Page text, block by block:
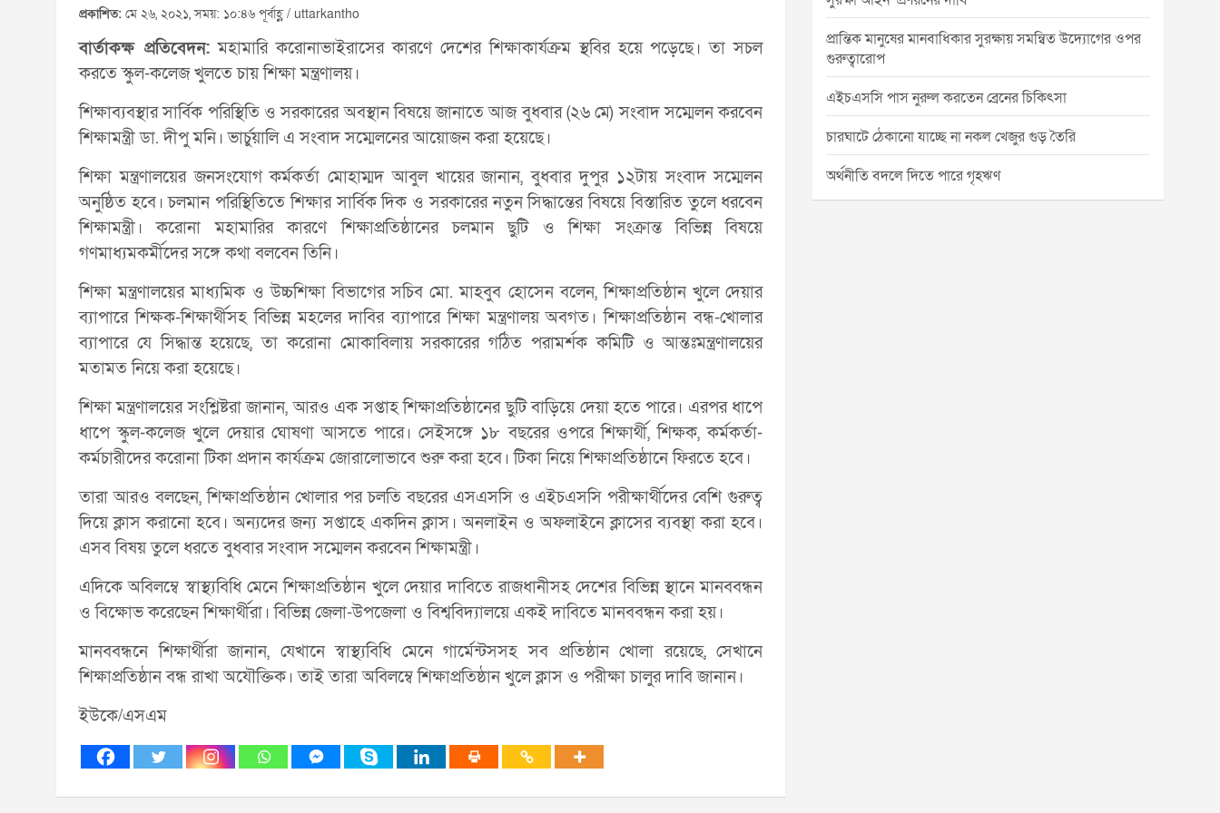
প্রকাশিত: মে ২৬, ২০২১, সময়: ১০:৪৬ পূর্বাহ্ণ / uttarkantho
বার্তাকক্ষ প্রতিবেদন:মহামারি করোনাভাইরাসের কারণে দেশের শিক্ষাকার্যক্রম স্থবির হয়ে পড়েছে। তা সচল
করতে স্কুল-কলেজ খুলতে চায় শিক্ষা মন্ত্রণালয়।
শিক্ষাব্যবস্থার সার্বিক পরিস্থিতি ও সরকারের অবস্থান বিষয়ে জানাতে আজ বুধবার (২৬ মে) সংবাদ সম্মেলন করবেন
শিক্ষামন্ত্রী ডা. দীপু মনি। ভার্চুয়ালি এ সংবাদ সম্মেলনের আয়োজন করা হয়েছে।
শিক্ষা মন্ত্রণালয়ের জনসংযোগ কর্মকর্তা মোহাম্মদ আবুল খায়ের জানান, বুধবার দুপুর ১২টায় সংবাদ সম্মেলন
অনুষ্ঠিত হবে। চলমান পরিস্থিতিতে শিক্ষার সার্বিক দিক ও সরকারের নতুন সিদ্ধান্তের বিষয়ে বিস্তারিত তুলে ধরবেন
শিক্ষামন্ত্রী। করোনা মহামারির কারণে শিক্ষাপ্রতিষ্ঠানের চলমান ছুটি ও শিক্ষা সংক্রান্ত বিভিন্ন বিষয়ে
গণমাধ্যমকর্মীদের সঙ্গে কথা বলবেন তিনি।
শিক্ষা মন্ত্রণালয়ের মাধ্যমিক ও উচ্চশিক্ষা বিভাগের সচিব মো. মাহবুব হোসেন বলেন, শিক্ষাপ্রতিষ্ঠান খুলে দেয়ার
ব্যাপারে শিক্ষক-শিক্ষার্থীসহ বিভিন্ন মহলের দাবির ব্যাপারে শিক্ষা মন্ত্রণালয় অবগত। শিক্ষাপ্রতিষ্ঠান বন্ধ-খোলার
ব্যাপারে যে সিদ্ধান্ত হয়েছে, তা করোনা মোকাবিলায় সরকারের গঠিত পরামর্শক কমিটি ও আন্তঃমন্ত্রণালয়ের
মতামত নিয়ে করা হয়েছে।
শিক্ষা মন্ত্রণালয়ের সংশ্লিষ্টরা জানান, আরও এক সপ্তাহ শিক্ষাপ্রতিষ্ঠানের ছুটি বাড়িয়ে দেয়া হতে পারে। এরপর ধাপে
ধাপে স্কুল-কলেজ খুলে দেয়ার ঘোষণা আসতে পারে। সেইসঙ্গে ১৮ বছরের ওপরে শিক্ষার্থী, শিক্ষক, কর্মকর্তা-
কর্মচারীদের করোনা টিকা প্রদান কার্যক্রম জোরালোভাবে শুরু করা হবে। টিকা নিয়ে শিক্ষাপ্রতিষ্ঠানে ফিরতে হবে।
তারা আরও বলছেন, শিক্ষাপ্রতিষ্ঠান খোলার পর চলতি বছরের এসএসসি ও এইচএসসি পরীক্ষার্থীদের বেশি গুরুত্ব
দিয়ে ক্লাস করানো হবে। অন্যদের জন্য সপ্তাহে একদিন ক্লাস। অনলাইন ও অফলাইনে ক্লাসের ব্যবস্থা করা হবে।
এসব বিষয় তুলে ধরতে বুধবার সংবাদ সম্মেলন করবেন শিক্ষামন্ত্রী।
এদিকে অবিলম্বে স্বাস্থ্যবিধি মেনে শিক্ষাপ্রতিষ্ঠান খুলে দেয়ার দাবিতে রাজধানীসহ দেশের বিভিন্ন স্থানে মানববন্ধন
ও বিক্ষোভ করেছেন শিক্ষার্থীরা। বিভিন্ন জেলা-উপজেলা ও বিশ্ববিদ্যালয়ে একই দাবিতে মানববন্ধন করা হয়।
মানববন্ধনে শিক্ষার্থীরা জানান, যেখানে স্বাস্থ্যবিধি মেনে গার্মেন্টসসহ সব প্রতিষ্ঠান খোলা রয়েছে, সেখানে
শিক্ষাপ্রতিষ্ঠান বন্ধ রাখা অযৌক্তিক। তাই তারা অবিলম্বে শিক্ষাপ্রতিষ্ঠান খুলে ক্লাস ও পরীক্ষা চালুর দাবি জানান।
ইউকে/এসএম
প্রান্তিক মানুষের মানবাধিকার সুরক্ষায় সমন্বিত উদ্যোগের ওপর
গুরুত্বারোপ
এইচএসসি পাস নুরুল করতেন ব্রেনের চিকিৎসা
চারঘাটে ঠেকানো যাচ্ছে না নকল খেজুর গুড় তৈরি
অর্থনীতি বদলে দিতে পারে গৃহঋণ